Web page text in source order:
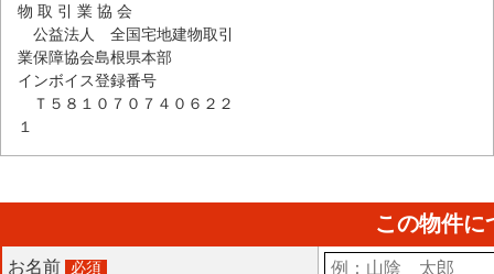
物 取 引 業 協 会
公益法人 全国宅地建物取引
業保障協会島根県本部
インボイス登録番号
Ｔ５８１０７０７４０６２２
１